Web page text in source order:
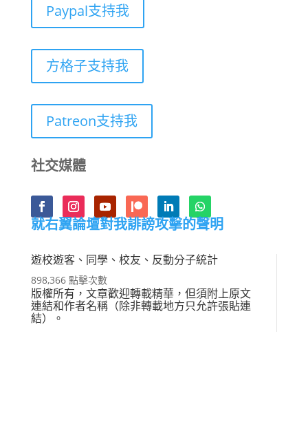
Paypal支持我
方格子支持我
Patreon支持我
社交媒體
就右翼論壇對我誹謗攻擊的聲明
遊校遊客、同學、校友、反動分子統計
898,366 點擊次數
版權所有，文章歡迎轉載精華，但須附上原文
連結和作者名稱（除非轉載地方只允許張貼連
結）。